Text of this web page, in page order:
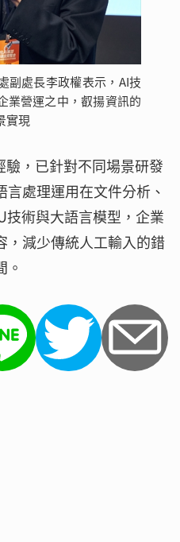
副處長李政權表示，AI技
業營運之中，叡揚資訊的
實現
，已針對不同場景研發
處理運用在文件分析、
技術與大語言模型，企業
，減少傳統人工輸入的錯